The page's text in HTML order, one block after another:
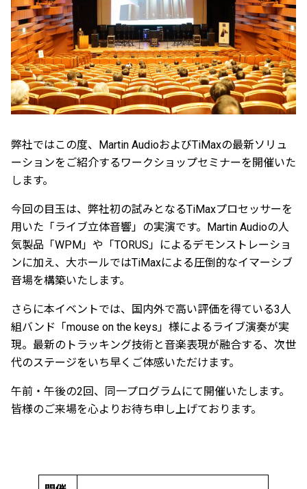
弊社ではこの度、Martin AudioおよびTiMaxの最新ソリュ
ーションをご紹介するワークショップセミナーを開催いた
します。
今回の目玉は、弊社初の試みとなるTiMaxプロセッサーを
用いた「ライブ立体音響」の実演です。Martin Audioの人
気製品「WPM」や「TORUS」によるデモンストレーショ
ンに加え、大ホールではTiMaxによる圧倒的なイマーシブ
音場を構築いたします。
さらに本イベントでは、国内外で高い評価を得ている3人
組バンド「mouse on the keys」様によるライブ演奏が実
現。最新のトラッキング技術と音楽表現が融合する、次世
代のステージをいち早くご体感いただけます。
午前・午後の2回、同一プログラムにて開催いたします。
皆様のご来場を心よりお待ち申し上げております。